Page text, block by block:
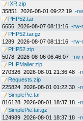
IXR.zip
35851
2026-08-01 09:22:19 -
PHP52.tar
6656 2026-08-07 08:11:16 -rw-
PHP52.tar.gz
1289 2026-08-07 08:11:16 -rw-
PHP52.zip
5078 2026-08-06 06:46:07 -
PHPMailer.zip
270326 2026-08-01 21:36:48 -
Requests.zip
225824 2026-08-01 01:22:30 -
SimplePie.tar
816128 2026-08-01 18:37:18 -
SimplePie.tar.gz
124989 2026-08-01 18:37:18 -